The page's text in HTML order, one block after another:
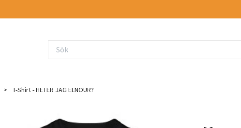
T-Shirt - HETER JAG ELNOUR?